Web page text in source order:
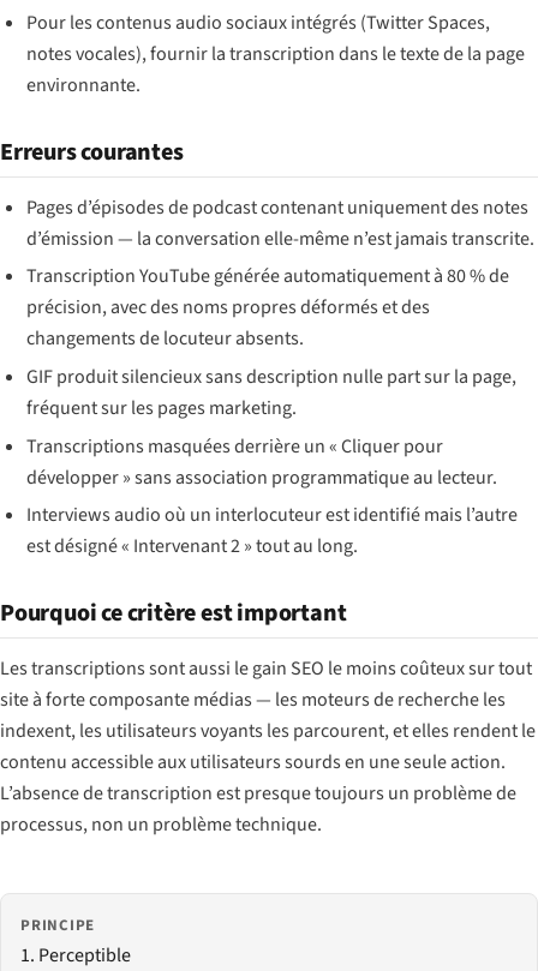
Pour les contenus audio sociaux intégrés (Twitter Spaces,
notes vocales), fournir la transcription dans le texte de la page
environnante.
Erreurs courantes
Pages d’épisodes de podcast contenant uniquement des notes
d’émission — la conversation elle-même n’est jamais transcrite.
Transcription YouTube générée automatiquement à 80 % de
précision, avec des noms propres déformés et des
changements de locuteur absents.
GIF produit silencieux sans description nulle part sur la page,
fréquent sur les pages marketing.
Transcriptions masquées derrière un « Cliquer pour
développer » sans association programmatique au lecteur.
Interviews audio où un interlocuteur est identifié mais l’autre
est désigné « Intervenant 2 » tout au long.
Pourquoi ce critère est important
Les transcriptions sont aussi le gain SEO le moins coûteux sur tout
site à forte composante médias — les moteurs de recherche les
indexent, les utilisateurs voyants les parcourent, et elles rendent le
contenu accessible aux utilisateurs sourds en une seule action.
L’absence de transcription est presque toujours un problème de
processus, non un problème technique.
PRINCIPE
1. Perceptible